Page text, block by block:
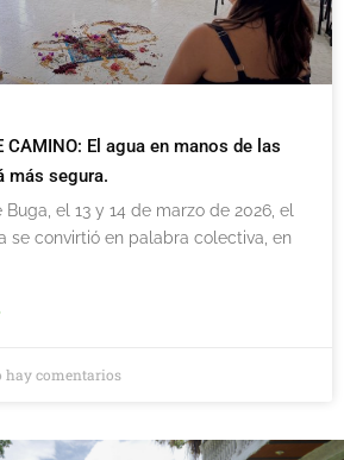
CAMINO: El agua en manos de las
más segura.
el 13 y 14 de marzo de 2026, el
se convirtió en palabra colectiva, en
hay comentarios